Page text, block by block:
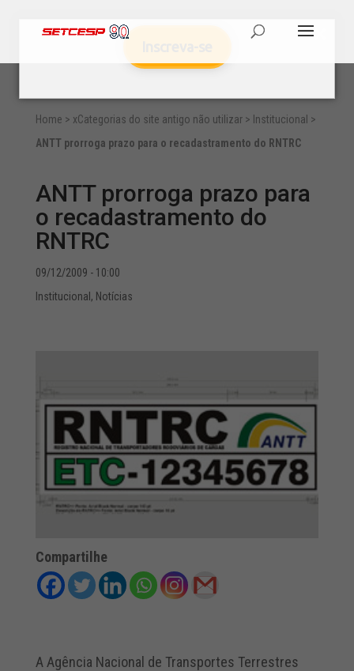
Home > xCategorias do site antigo não utilizar> Institucional >
ANTT prorroga prazo para o recadastramento do RNTRC
ANTT prorroga prazo para
o recadastramento do
RNTRC
09/12/2009 - 10:00
Institucional , Notícias
Compartilhe
A Agência Nacional de Transportes Terrestres